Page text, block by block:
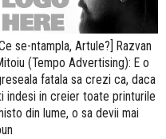
se-ntampla, Artule?] Razvan
(Tempo Advertising): E o
fatala sa crezi ca, daca
indesi in creier toate printurile
din lume, o sa devii mai